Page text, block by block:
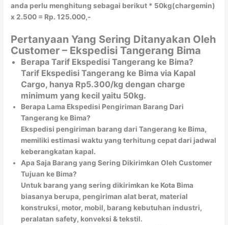
anda perlu menghitung sebagai berikut * 50kg(chargemin)
x 2.500 = Rp. 125.000,-
Pertanyaan Yang Sering Ditanyakan Oleh
Customer – Ekspedisi Tangerang Bima
Berapa Tarif Ekspedisi Tangerang ke Bima?
Tarif Ekspedisi Tangerang ke Bima via Kapal
Cargo, hanya Rp5.300/kg dengan charge
minimum yang kecil yaitu 50kg.
Berapa Lama Ekspedisi Pengiriman Barang Dari
Tangerang ke Bima?
Ekspedisi pengiriman barang dari Tangerang ke Bima,
memiliki estimasi waktu yang terhitung cepat dari jadwal
keberangkatan kapal.
Apa Saja Barang yang Sering Dikirimkan Oleh Customer
Tujuan ke Bima?
Untuk barang yang sering dikirimkan ke Kota Bima
biasanya berupa, pengiriman alat berat, material
konstruksi, motor, mobil, barang kebutuhan industri,
peralatan safety, konveksi & tekstil.